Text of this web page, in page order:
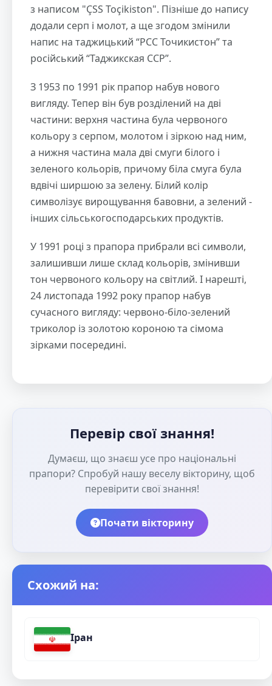
з написом "ÇSS Toçikiston". Пізніше до напису
додали серп і молот, а ще згодом змінили
напис на таджицький “РСС Точикистон” та
російський “Таджикская ССР”.
З 1953 по 1991 рік прапор набув нового
вигляду. Тепер він був розділений на дві
частини: верхня частина була червоного
кольору з серпом, молотом і зіркою над ним,
а нижня частина мала дві смуги білого і
зеленого кольорів, причому біла смуга була
вдвічі ширшою за зелену. Білий колір
символізує вирощування бавовни, а зелений -
інших сільськогосподарських продуктів.
У 1991 році з прапора прибрали всі символи,
залишивши лише склад кольорів, змінивши
тон червоного кольору на світлий. І нарешті,
24 листопада 1992 року прапор набув
сучасного вигляду: червоно-біло-зелений
триколор із золотою короною та сімома
зірками посередині.
Перевір свої знання!
Думаєш, що знаєш усе про національні
прапори? Спробуй нашу веселу вікторину, щоб
перевірити свої знання!
Почати вікторину
Схожий на:
Іран